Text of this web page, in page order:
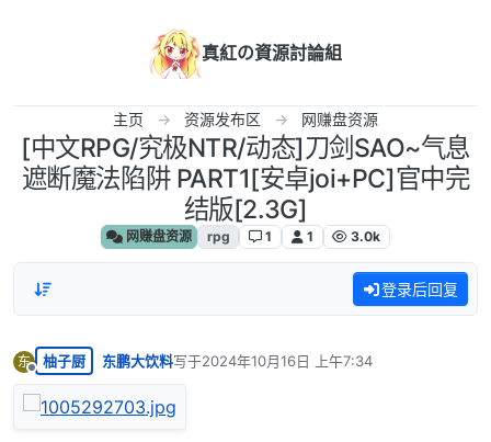
真紅の資源討論組
主页 资源发布区 网赚盘资源
[中文RPG/究极NTR/动态]刀剑SAO~气息
遮断魔法陷阱 PART1[安卓joi+PC]官中完
结版[2.3G]
网赚盘资源 rpg 1 1 3.0k
登录后回复
东
离线
柚子厨 东鹏大饮料写于2024年10月16日 上午7:34
最后由 编辑